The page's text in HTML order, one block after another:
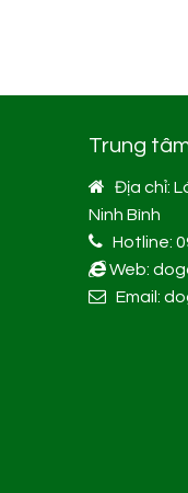
Trung
Địa chỉ:
Ninh Bình
Hotline:
Web:
Email: